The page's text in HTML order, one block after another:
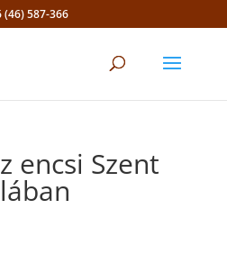
(46) 587-366
encsi Szent